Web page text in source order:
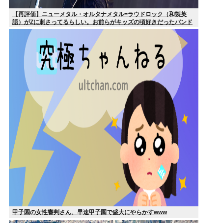
【再評価】ニューメタル・オルタナメタル=ラウドロック（和製英
語）がZに刺さってるらしい。お前らがキッズの頃好きだったバンド
は何？
甲子園の女性審判さん、早速甲子園で盛大にやらかすwww